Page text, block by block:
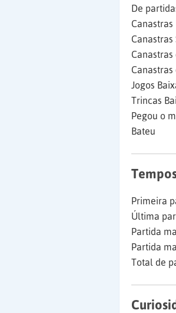
De
Canastras
Canastras
Canastras
Canastras
Jogos
Trincas
Pegou o
Bateu
Primeira
Última
Partida
Partida
Total de